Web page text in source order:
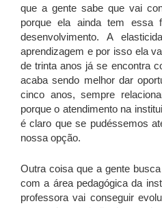
que a gente sabe que vai
porque ela ainda tem essa
desenvolvimento. A
aprendizagem e por isso ela
de trinta anos já se encontra
acaba sendo melhor dar
cinco anos, sempre
porque o atendimento na
é claro que se pudéssemos
nossa opção.
Outra coisa que a gente
com a área pedagógica da
professora vai conseguir